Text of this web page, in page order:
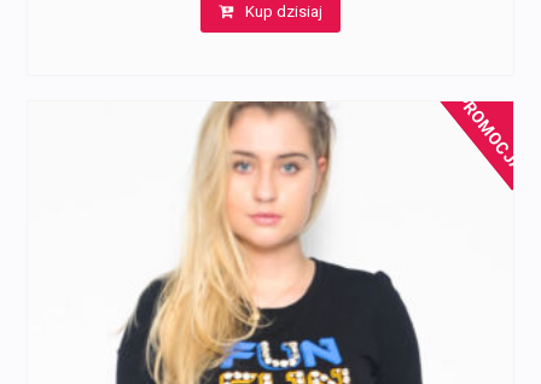
wynosiła:
Kup dzisiaj
PROMOCJA!